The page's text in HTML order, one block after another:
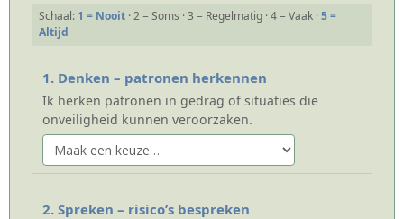
Schaal: 1 = Nooit · 2 = Soms · 3 = Regelmatig · 4 = Vaak ·5 =
Altijd
1. Denken – patronen herkennen
Ik herken patronen in gedrag of situaties die
onveiligheid kunnen veroorzaken.
2. Spreken – risico’s bespreken